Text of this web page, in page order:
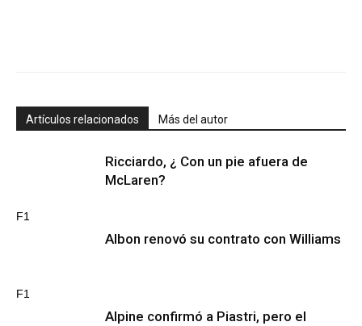
Artículos relacionados Más del autor
F1
Ricciardo, ¿ Con un pie afuera de
McLaren?
F1
Albon renovó su contrato con Williams
Alpine confirmó a Piastri, pero el